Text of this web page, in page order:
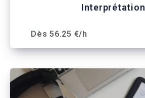
Interprétation
Dès 56.25 €/h